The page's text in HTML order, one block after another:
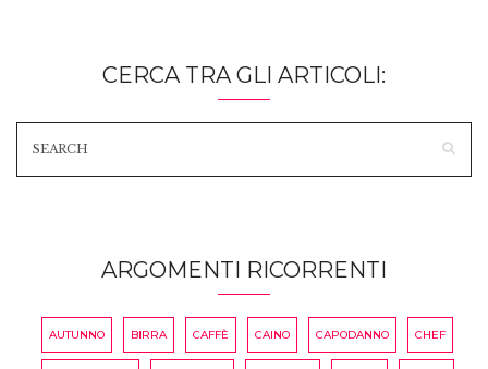
CERCA TRA GLI ARTICOLI:
ARGOMENTI RICORRENTI
AUTUNNO BIRRA CAFFÈ CAINO CAPODANNO CHEF